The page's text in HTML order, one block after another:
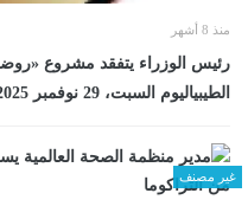
منذ 8 أشهر
الطيبياليوم السبت، 29 نوفمبر 2025 11:50 صـ
غير مصنف